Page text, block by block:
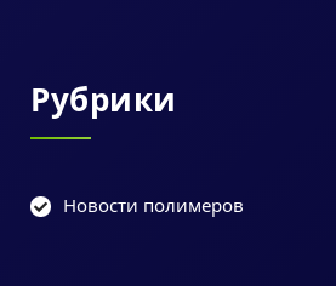
Рубрики
Новости полимеров